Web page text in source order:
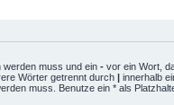
werden muss und ein - vor ein Wort,
Wörter getrennt durch | innerhalb
muss. Benutze ein * als